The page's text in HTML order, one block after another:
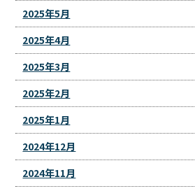
2025年5月
2025年4月
2025年3月
2025年2月
2025年1月
2024年12月
2024年11月